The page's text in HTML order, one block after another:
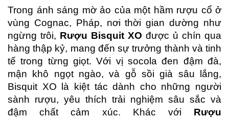
Trong ánh sáng mờ ảo của một hầm rượu cổ ở
vùng Cognac, Pháp, nơi thời gian dường như
ngừng trôi, Rượu Bisquit XO được ủ chín qua
hàng thập kỷ, mang đến sự trưởng thành và tinh
tế trong từng giọt. Với vị socola đen đậm đà,
mận khô ngọt ngào, và gỗ sồi già sâu lắng,
Bisquit XO là kiệt tác dành cho những người
sành rượu, yêu thích trải nghiệm sâu sắc và
đậm chất cảm xúc. Khác với Rượu